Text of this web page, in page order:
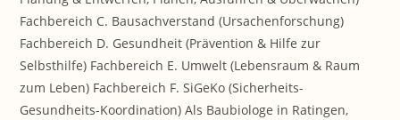
Fachbereich C. Bausachverstand (Ursachenforschung)
Fachbereich D. Gesundheit (Prävention & Hilfe zur
Selbsthilfe) Fachbereich E. Umwelt (Lebensraum & Raum
zum Leben) Fachbereich F. SiGeKo (Sicherheits-
Gesundheits-Koordination) Als Baubiologe in Ratingen,